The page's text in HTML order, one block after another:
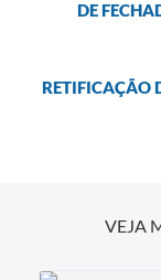
DE
RETIFICAÇÃO
VEJA